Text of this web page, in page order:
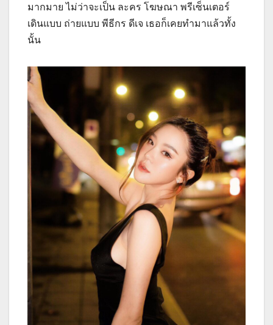
มากมาย ไม่ว่าจะเป็น ละคร โฆษณา พรีเซ็นเตอร์
เดินแบบ ถ่ายแบบ พีธีกร ดีเจ เธอก็เคยทำมาแล้วทั้ง
นั้น